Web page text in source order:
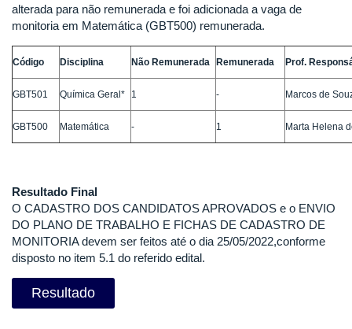
alterada para não remunerada e foi adicionada a vaga de
monitoria em Matemática (GBT500) remunerada.
Código Disciplina Não Remunerada Remunerada Prof.
GBT501 Química Geral* 1 - Marcos de
GBT500 Matemática - 1 Marta Helena
Resultado Final
O CADASTRO DOS CANDIDATOS APROVADOS e o ENVIO
DO PLANO DE TRABALHO E FICHAS DE CADASTRO DE
MONITORIA devem ser feitos até o dia 25/05/2022,conforme
disposto no item 5.1 do referido edital.
Resultado